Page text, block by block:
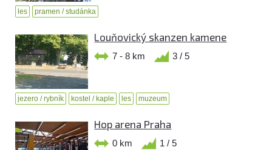
les pramen / studánka
Louňovický skanzen kamene
7 - 8 km 3 / 5
jezero / rybník kostel / kaple les muzeum
Hop arena Praha
0 km 1 / 5